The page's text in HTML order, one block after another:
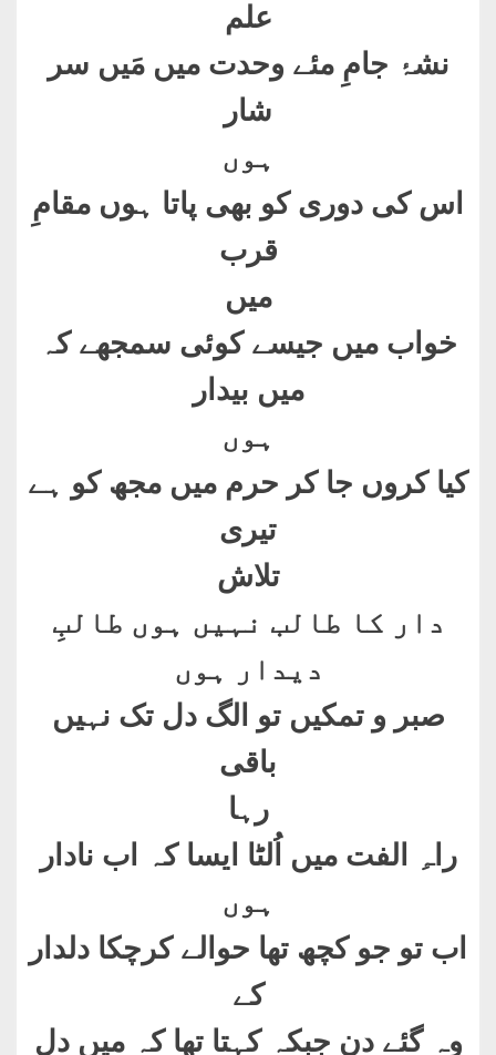
علم
نشۂ جامِ مئے وحدت میں مَیں سر
شار
ہوں
اس کی دوری کو بھی پاتا ہوں مقامِ
قرب
میں
خواب میں جیسے کوئی سمجھے کہ
میں بیدار
ہوں
کیا کروں جا کر حرم میں مجھ کو ہے
تیری
تلاش
دار کا طالب نہیں ہوں طالبِ
دیدار ہوں
صبر و تمکیں تو الگ دل تک نہیں
باقی
رہا
راہِ الفت میں اُلٹا ایسا کہ اب نادار
ہوں
اب تو جو کچھ تھا حوالے کرچکا دلدار
کے
وہ گئے دن جبکہ کہتا تھا کہ میں دل